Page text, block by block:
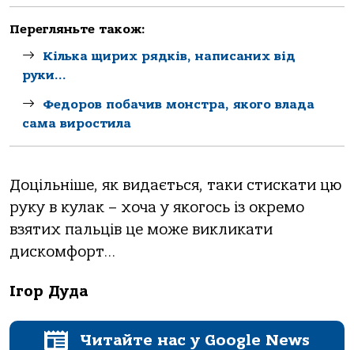
Перегляньте також:
Кілька щирих рядків, написаних від
руки…
Федоров побачив монстра, якого влада
сама виростила
Доцільніше, як видається, таки стискати цю
руку в кулак – хоча у якогось із окремо
взятих пальців це може викликати
дискомфорт…
Ігор Дуда
Читайте нас у Google News